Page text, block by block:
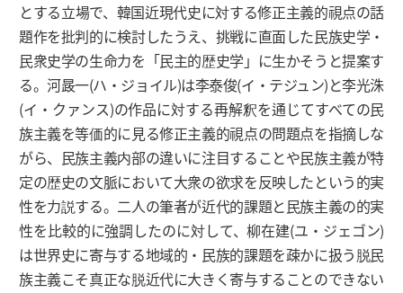
とする立場で、韓国近現代史に対する修正主義的視点の話
題作を批判的に検討したうえ、挑戦に直面した民族史学・
民衆史学の生命力を「民主的歴史学」に生かそうと提案す
る。河晸一(ハ・ジョイル)は李泰俊(イ・テジュン)と李光洙
(イ・クァンス)の作品に対する再解釈を通じてすべての民
族主義を等価的に見る修正主義的視点の問題点を指摘しな
がら、民族主義内部の違いに注目することや民族主義が特
定の歴史の文脈において大衆の欲求を反映したという的実
性を力説する。二人の筆者が近代的課題と民族主義の的実
性を比較的に強調したのに対して、柳在建(ユ・ジェゴン)
は世界史に寄与する地域的・民族的課題を疎かに扱う脱民
族主義こそ真正な脱近代に大きく寄与することのできない